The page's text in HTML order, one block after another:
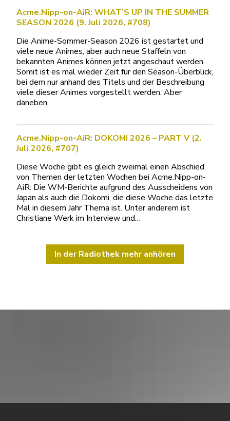
Acme.Nipp-on-AiR: WHAT’S UP IN THE SUMMER
SEASON 2026 (9. Juli 2026, #708)
Die Anime-Sommer-Season 2026 ist gestartet und
viele neue Animes, aber auch neue Staffeln von
bekannten Animes können jetzt angeschaut werden.
Somit ist es mal wieder Zeit für den Season-Überblick,
bei dem nur anhand des Titels und der Beschreibung
viele dieser Animes vorgestellt werden. Aber
daneben…
Acme.Nipp-on-AiR: DOKOMI 2026 – PART V (2.
Juli 2026, #707)
Diese Woche gibt es gleich zweimal einen Abschied
von Themen der letzten Wochen bei Acme.Nipp-on-
AiR: Die WM-Berichte aufgrund des Ausscheidens von
Japan als auch die Dokomi, die diese Woche das letzte
Mal in diesem Jahr Thema ist. Unter anderem ist
Christiane Werk im Interview und…
In der Radiothek mehr anhören